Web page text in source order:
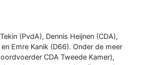
(PvdA), Dennis Heijnen (CDA),
Emre Kanik (D66). Onder de meer
CDA Tweede Kamer),